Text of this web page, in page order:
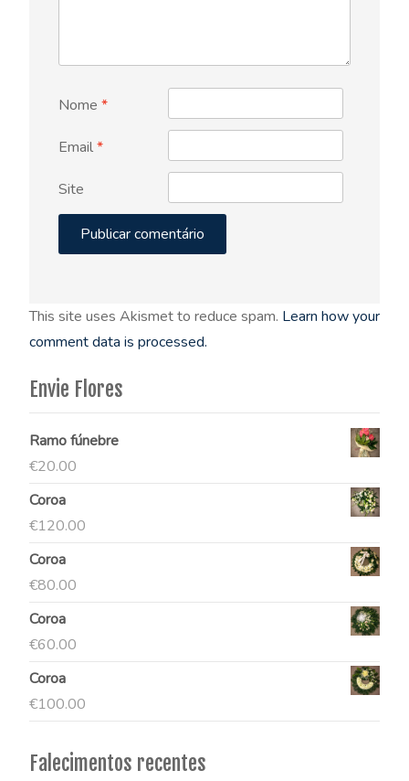
Nome *
Email*
Site
This site uses Akismet to reduce spam. Learn how your
comment data is processed.
Envie Flores
Ramo fúnebre
€20.00
Coroa
€120.00
Coroa
€80.00
Coroa
€60.00
Coroa
€100.00
Falecimentos recentes